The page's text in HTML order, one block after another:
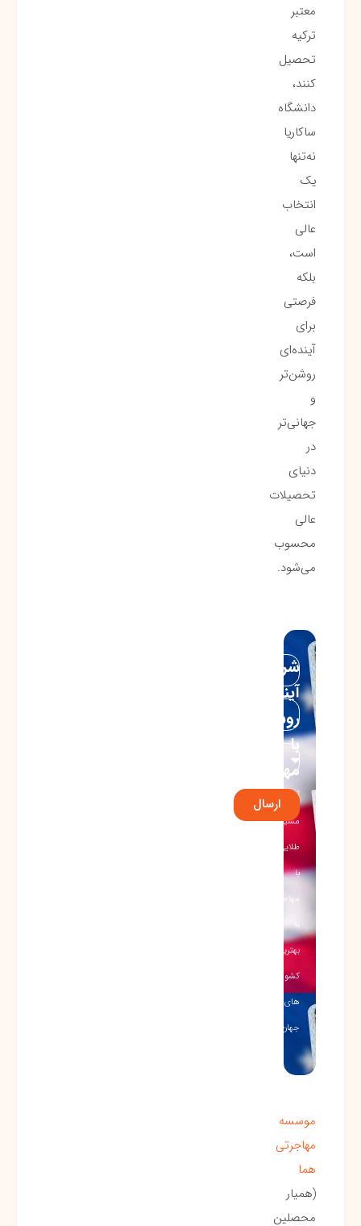
معتبر
ترکیه
تحصیل
کنند،
دانشگاه
ساکاریا
نه‌تنها
یک
انتخاب
عالی
است،
بلکه
فرصتی
برای
آینده‌ای
روشن‌تر
و
جهانی‌تر
در
دنیای
تحصیلات
عالی
محسوب
می‌شود.
شروع
آینده‌ای
روشن
با
مهاجرت!
آغاز
مسیری
طلایی
با
مهاجرت
به
بهترین
کشور
های
جهان…
ارسال
موسسه
مهاجرتی
هما
(همیار
محصلین